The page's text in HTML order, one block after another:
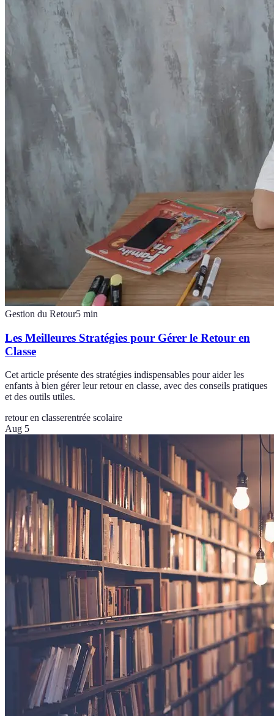
Gestion du Retour5 min
Les Meilleures Stratégies pour Gérer le Retour en
Classe
Cet article présente des stratégies indispensables pour aider les
enfants à bien gérer leur retour en classe, avec des conseils pratiques
et des outils utiles.
retour en classerentrée scolaire
Aug 5